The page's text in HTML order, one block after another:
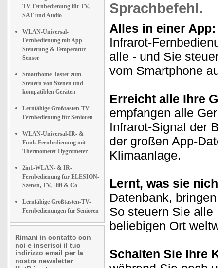
TV-Fernbedienung für TV,
SAT und Audio
WLAN-Universal-
Fernbedienung mit App-
Steuerung & Temperatur-
Sensor
Smarthome-Taster zum
Steuern von Szenen und
kompatiblen Geräten
Lernfähige Großtasten-TV-
Fernbedienung für Senioren
WLAN-Universal-IR- &
Funk-Fernbedienung mit
Thermometer Hygrometer
2in1-WLAN- & IR-
Fernbedienung für ELESION-
Szenen, TV, Hifi & Co
Lernfähige Großtasten-TV-
Fernbedienungen für Senioren
Rimani in contatto con
noi e inserisci il tuo
indirizzo email per la
nostra newsletter
Sprachbefehl.
Alles in einer App:
Infrarot-
alle - und Sie
vom Smartphone
Erreicht alle Ihre
empfangen alle
Infrarot-Signal der
der großen App-
Klimaanlage.
Lernt, was sie
Datenbank,
So steuern Sie alle
beliebigen Ort
Schalten Sie Ihre